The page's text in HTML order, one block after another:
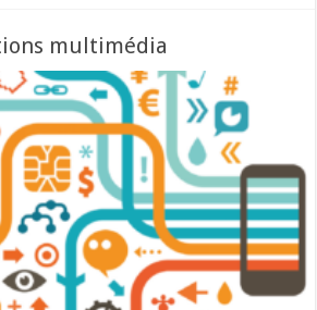
multimédia